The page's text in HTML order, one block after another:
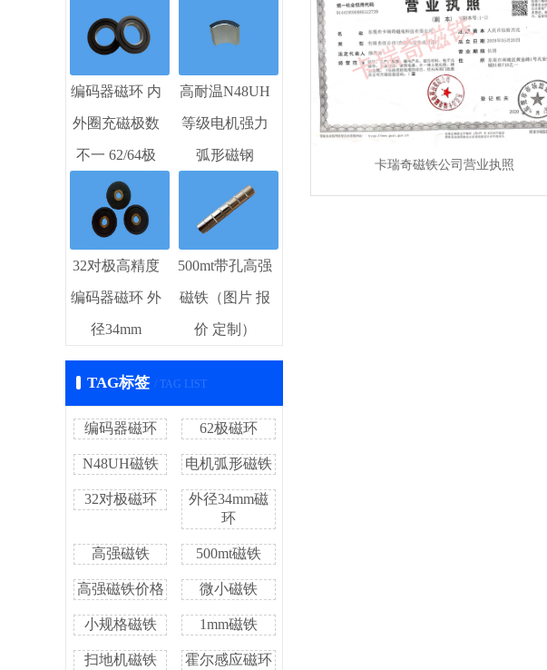
编码器磁环 内
外圈充磁极数
不一 62/64极
高耐温N48UH
等级电机强力
弧形磁钢
32对极高精度
编码器磁环 外
径34mm
500mt带孔高强
磁铁（图片 报
价 定制）
TAG标签 / TAG LIST
编码器磁环 62极磁环
N48UH磁铁 电机弧形磁铁
32对极磁环
外径34mm磁
环
高强磁铁 500mt磁铁
高强磁铁价格 微小磁铁
小规格磁铁 1mm磁铁
扫地机磁铁 霍尔感应磁环
卡瑞奇磁铁公司营业执照